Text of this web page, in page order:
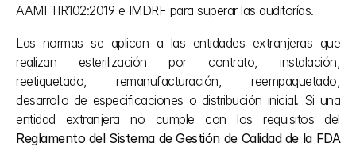
AAMI TIR102:2019 e IMDRF para superar las auditorías.
Las normas se aplican a las entidades extranjeras que
realizan esterilización por contrato, instalación,
reetiquetado, remanufacturación, reempaquetado,
desarrollo de especificaciones o distribución inicial. Si una
Reglamento del Sistema de Gestión de Calidad de la FDA